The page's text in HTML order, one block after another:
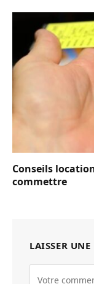
Conseils
commettre
LAISSER UNE